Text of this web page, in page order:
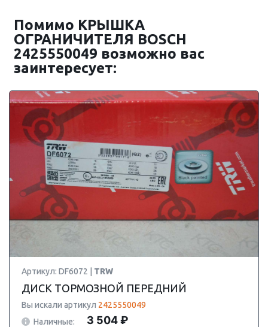
Помимо КРЫШКА
ОГРАНИЧИТЕЛЯ BOSCH
2425550049 возможно вас
заинтересует:
Артикул: DF6072 | TRW
ДИСК ТОРМОЗНОЙ ПЕРЕДНИЙ
Вы искали артикул 2425550049
Наличные:
3 504 ₽